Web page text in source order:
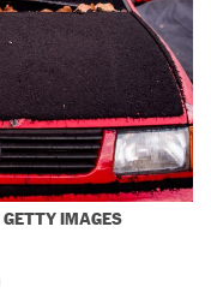
GETTY IMAGES